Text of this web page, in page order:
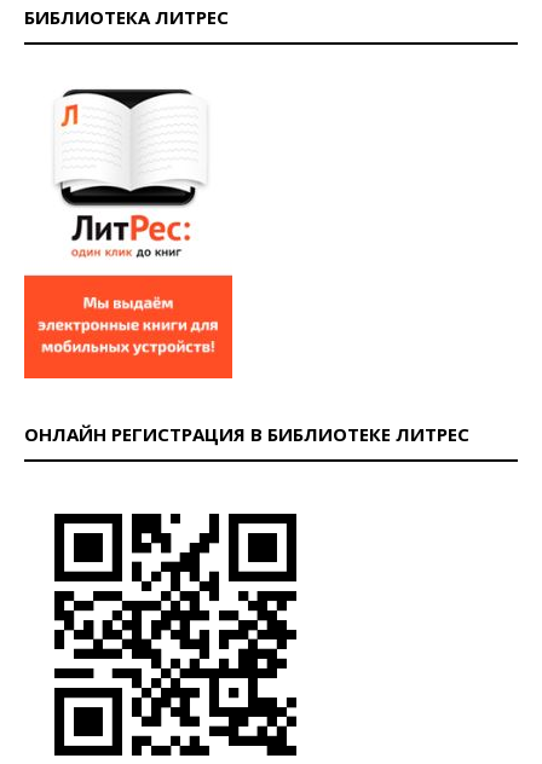
БИБЛИОТЕКА ЛИТРЕС
ОНЛАЙН РЕГИСТРАЦИЯ В БИБЛИОТЕКЕ ЛИТРЕС